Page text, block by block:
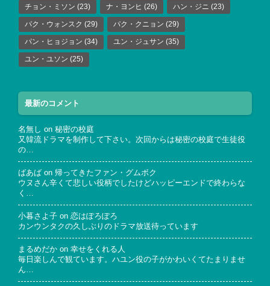
チョン・ミソン (23) ナ・ヨンヒ (26) ハン・ジニ (23)
パク・ウォンスク (29) パク・クニョン (29)
パン・ヒョジョン (34) ユン・ジュサン (35)
ユン・ユソン (25)
最新のコメント
名無し on 秘密の校庭
又韓流ドラマを制作して下さい。次回からは秘密の校庭で生徒役
の…
ばあば on 帰ってきたファン・グムボク
ウヌさん辛くて悲しい役柄でしたけどハッピーエンドで終わらな
く…
小暮さよ子 on 恋はぽろぽろ
カンウンタクの久しぶりのドラマ放送待っています
まるめだか on 幸せをくれる人
毎日楽しんで観ています。ハユン役の子がかわいくてたまりませ
ん…